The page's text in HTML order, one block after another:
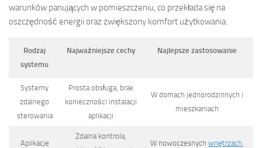
warunków panujących w pomieszczeniu, co przekłada się na
oszczędność energii oraz zwiększony komfort użytkowania.
Rodzaj
systemu
Najważniejsze cechy Najlepsze zastosowanie
Systemy
zdalnego
sterowania
Prosta obsługa, brak
konieczności instalacji
aplikacji
W domach jednorodzinnych i
mieszkaniach
Aplikacje
Zdalna kontrola,
W nowoczesnych wnętrzach,